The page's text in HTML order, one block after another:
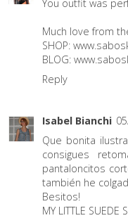
You outfit was
Much love from
SHOP:
BLOG:
Reply
Isabel Bianchi
Que bonita
consigues
pantaloncitos
también he
Besitos!
MY LITTLE SUEDE